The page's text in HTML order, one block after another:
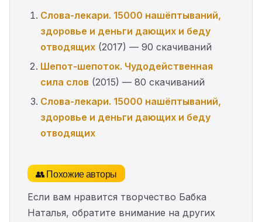
Слова-лекари. 15000 нашёптываний,
здоровье и деньги дающих и беду
отводящих (2017) — 90 скачиваний
Шепот-шепоток. Чудодейственная
сила слов (2015) — 80 скачиваний
Слова-лекари. 15000 нашёптываний,
здоровье и деньги дающих и беду
отводящих
👥 Похожие авторы
Если вам нравится творчество Бабка
Наталья, обратите внимание на других